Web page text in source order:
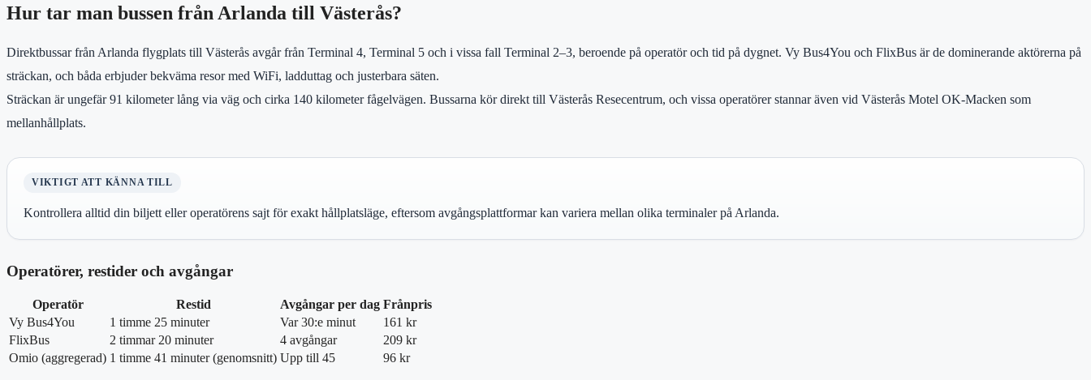
Hur tar man bussen från Arlanda till Västerås?
Direktbussar från Arlanda flygplats till Västerås avgår från Terminal 4, Terminal 5 och i vissa fall Terminal 2–3, beroende på operatör och tid på dygnet. Vy Bus4You och FlixBus är de dominerande aktörerna på
sträckan, och båda erbjuder bekväma resor med WiFi, ladduttag och justerbara säten.
Sträckan är ungefär 91 kilometer lång via väg och cirka 140 kilometer fågelvägen. Bussarna kör direkt till Västerås Resecentrum, och vissa operatörer stannar även vid Västerås Motel OK-Macken som
mellanhållplats.
VIKTIGT ATT KÄNNA TILL
Kontrollera alltid din biljett eller operatörens sajt för exakt hållplatsläge, eftersom avgångsplattformar kan variera mellan olika terminaler på Arlanda.
Operatörer, restider och avgångar
Operatör Restid Avgångar per dag Frånpris
Vy Bus4You
1 timme 25 minuter Var 30:e minut
161 kr
FlixBus
2 timmar 20 minuter 4 avgångar
209 kr
Omio (aggregerad) 1 timme 41 minuter (genomsnitt) Upp till 45 96 kr